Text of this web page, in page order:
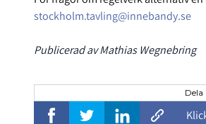
stockholm.tavling@innebandy.se
Publicerad av Mathias Wegnebring
Dela